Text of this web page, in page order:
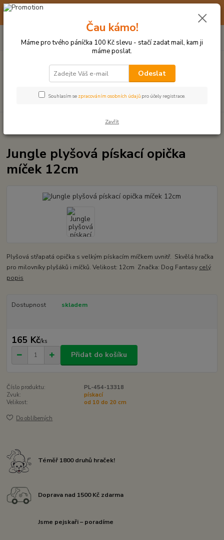
☀️ 10. - 14. SRPNA 2026 MÁME DOVOLENOU ☀️ OBJEDNÁVKY
Hledat
po–pá: 9–17 hod.
za0 Kč
PLYŠOVÉ A TEXTILNÍ HRAČKY
Jungle plyšová pískací opička
míček 12cm
Plyšová střapatá opička s velkým pískacím míčkem uvnitř. Skvělá hračka
pro milovníky plyšáků i míčků. Velikost: 12cm Značka: Dog Fantasy celý
popis
Dostupnost skladem
165 Kč/ks
Přidat do košíku
Číslo produktu:
PL-454-13318
Zvuk:
pískací
Velikost:
od 10 do 20 cm
Do oblíbených
Téměř 1800 druhů hraček!
Doprava nad 1500 Kč zdarma
Jsme pejskaři – poradíme
Čau kámo!
Máme pro tvého páníčka 100 Kč slevu - stačí zadat mail, kam ji
máme poslat.
Odeslat
Souhlasím se zpracováním osobních údajů pro účely registrace.
Zavřít